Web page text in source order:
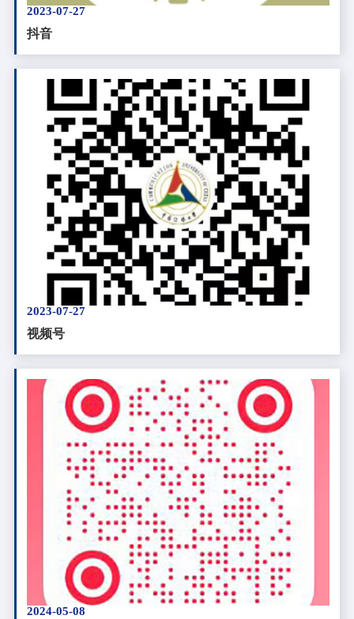
2023-07-27
抖音
2023-07-27
视频号
2024-05-08